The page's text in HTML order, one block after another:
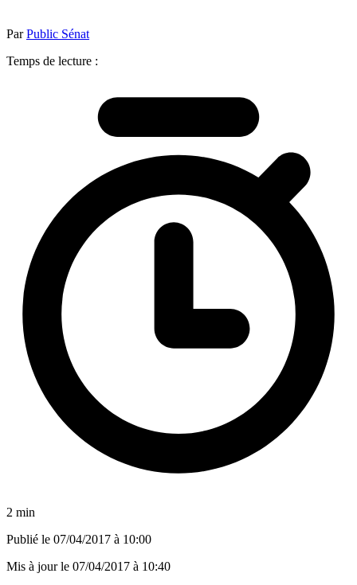
ParPublic Sénat
Temps de lecture :
2 min
Publié le 07/04/2017 à 10:00
Mis à jour le 07/04/2017 à 10:40